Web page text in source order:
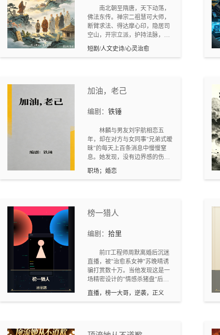
展和应用场景展开设想，并
在此科学幻想基础上探讨一
下家庭教育和儿童心理的一
些问题。特别设计的故事开
场，多次反转，吸引眼球。
南北朝至隋唐，天下动荡，
佛法东传。禅宗二祖慧可大师，
断臂求法、得达摩心印，隐居司
空山，开宗立派，护持法脉，最
终圆寂于此。此后山中沉寂，禅
音暂歇，禅宗一脉命悬一线。多
图虚名，以“直指人心，见性成
与考验，本净以一生坚守，让司
庭。本剧以“传灯”为魂：传的是
佛法，是道心，是文化根脉；照
的是迷茫，是苦难，是世道人
心。全剧贯穿安心、放下、自
在、慈悲、坚守**五大东方智
短剧/人文史诗/心灵治愈
加油，老己
编剧： 铁锤
林麟与男友刘宇航相恋五
年，却在对方与女同事"兄弟式暧
昧"的每天上百条消息中慢慢窒
息。她发现，没有边界感的伤
害，比出轨更让人抓狂。分手
后，她不再追问"他为什么这
她不再把温柔浪费在不懂珍惜的
然点灯的女孩，但林麟的每一步
回头求复合，她平静拒绝——庆
幸当时的选择，更喜欢现在的自
己。最终，她凭实力赢得新业务
负责人职位。站在落地窗前，她
写下："老己，加油。"
职场；婚恋
榜一猎人
编剧： 拾里
前IT工程师周默离婚后沉迷
直播，被"治愈系女神"苏晚晴诱
骗打赏数十万。当他发现这是一
场精密设计的"情感杀猪盘"后，
没有报警，而是以黑客技术黑入
公会系统，用同样的情感操控逻
现场当众卸妆自曝，配合周默将
直播，榜一大哥，逆袭，正义